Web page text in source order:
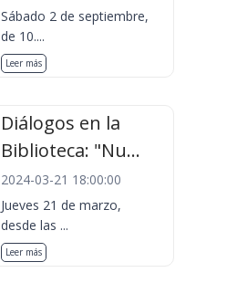
Sábado 2 de septiembre,
de 10....
Leer más
Diálogos en la
Biblioteca: "Nu...
2024-03-21 18:00:00
Jueves 21 de marzo,
desde las ...
Leer más